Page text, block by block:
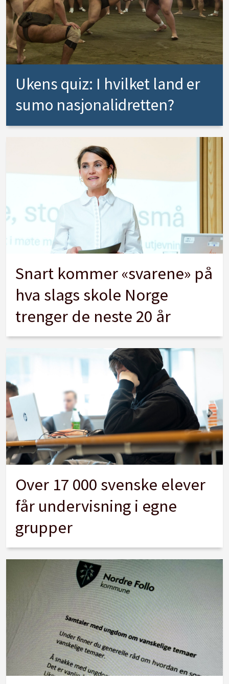
Ukens quiz: I hvilket land er
sumo nasjonalidretten?
Snart kommer «svarene» på
hva slags skole Norge
trenger de neste 20 år
Over 17 000 svenske elever
får undervisning i egne
grupper